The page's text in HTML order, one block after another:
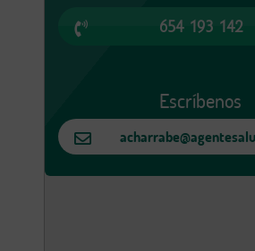
654 193 142
Escríbenos